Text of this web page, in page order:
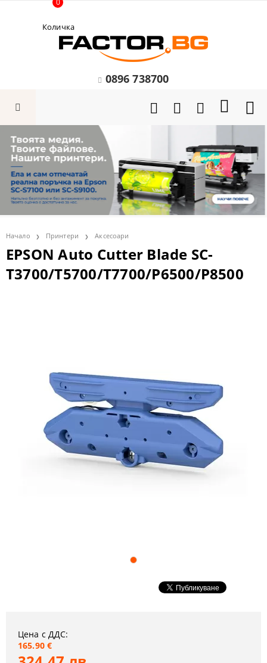
Количка
0
0896 738700
Начало Принтери Аксесоари
EPSON Auto Cutter Blade SC-
T3700/T5700/T7700/P6500/P8500
Цена с ДДС:
165.90 €